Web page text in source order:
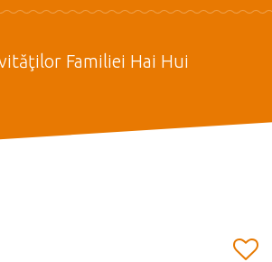
Familiei Hai Hui